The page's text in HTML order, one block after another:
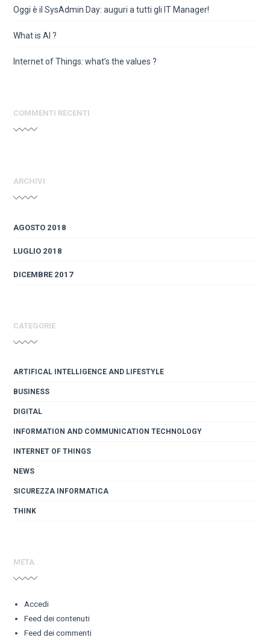
Oggi è il SysAdmin Day: auguri a tutti gli IT Manager!
What is AI ?
Internet of Things: what’s the values ?
COMMENTI RECENTI
ARCHIVI
AGOSTO 2018
LUGLIO 2018
DICEMBRE 2017
CATEGORIE
ARTIFICAL INTELLIGENCE AND LIFESTYLE
BUSINESS
DIGITAL
INFORMATION AND COMMUNICATION TECHNOLOGY
INTERNET OF THINGS
NEWS
SICUREZZA INFORMATICA
THINK
META
Accedi
Feed dei contenuti
Feed dei commenti